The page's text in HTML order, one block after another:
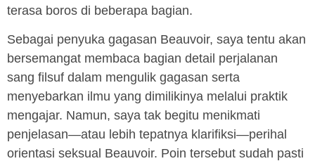
terasa boros di beberapa bagian.
Sebagai penyuka gagasan Beauvoir, saya tentu akan
bersemangat membaca bagian detail perjalanan
sang filsuf dalam mengulik gagasan serta
menyebarkan ilmu yang dimilikinya melalui praktik
mengajar. Namun, saya tak begitu menikmati
penjelasan—atau lebih tepatnya klarifiksi—perihal
orientasi seksual Beauvoir. Poin tersebut sudah pasti